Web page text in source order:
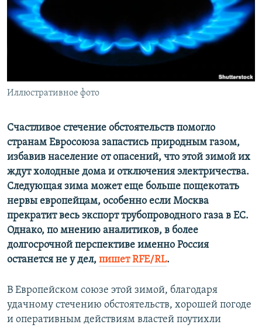
ПОБЕДИТЕЛЕЙ НЕ СУДЯТ?
КРЫМ.НЕПОКОРЕННЫЙ
ПРИСОЕДИНЯЙТЕСЬ!
Все сайты RFE/RL
Иллюстративное фото
Счастливое стечение обстоятельств помогло
странам Евросоюза запастись природным газом,
избавив население от опасений, что этой зимой их
ждут холодные дома и отключения электричества.
Следующая зима может еще больше пощекотать
нервы европейцам, особенно если Москва
прекратит весь экспорт трубопроводного газа в ЕС.
Однако, по мнению аналитиков, в более
долгосрочной перспективе именно Россия
останется не у дел, пишет RFE/RL.
В Европейском союзе этой зимой, благодаря
удачному стечению обстоятельств, хорошей погоде
и оперативным действиям властей поутихли